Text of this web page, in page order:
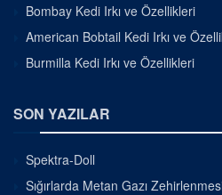
Bombay Kedi Irkı ve Özellikleri
American Bobtail Kedi Irkı ve
Burmilla Kedi Irkı ve Özellikleri
SON YAZILAR
Spektra-Doll
Sığırlarda Metan Gazı